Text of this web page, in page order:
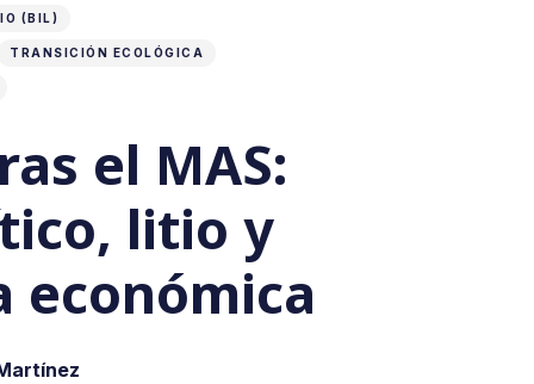
(BIL)
TRANSICIÓN ECOLÓGICA
el MAS:
litio y
económica